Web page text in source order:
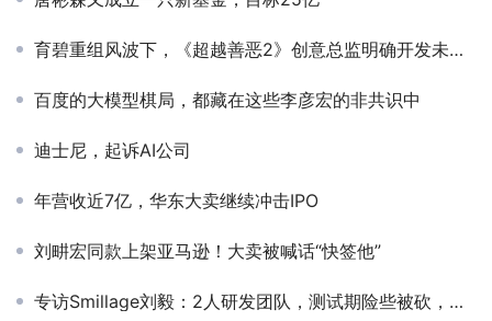
育碧重组风波下，《超越善恶2》创意总监明确开发未受波及
百度的大模型棋局，都藏在这些李彦宏的非共识中
迪士尼，起诉AI公司
年营收近7亿，华东大卖继续冲击IPO
刘畊宏同款上架亚马逊！大卖被喊话“快签他”
专访Smillage刘毅：2人研发团队，测试期险些被砍，这款超休闲如何逆转成美榜下载第3